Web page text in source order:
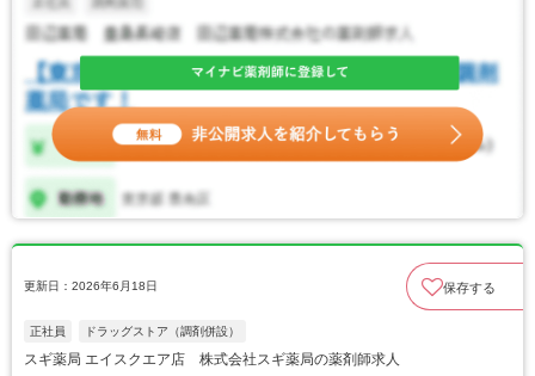
更新日：2026年6月18日 保存する
正社員 ドラッグストア（調剤併設）
スギ薬局 エイスクエア店 株式会社スギ薬局の薬剤師求人